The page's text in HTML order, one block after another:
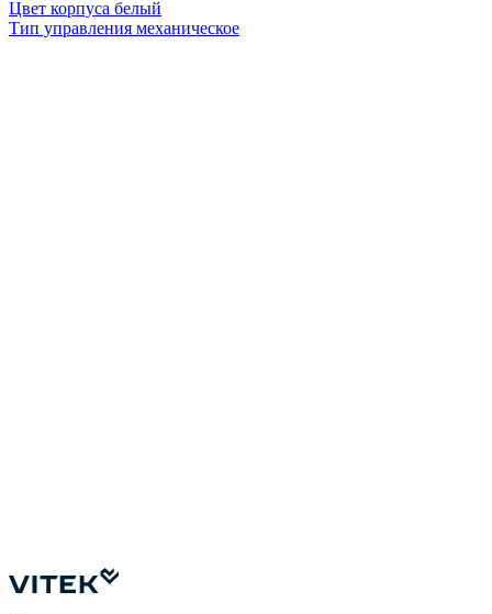
Цвет корпуса белый
Тип управления механическое